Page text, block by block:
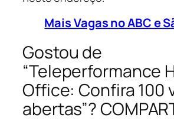
Mais Vagas no ABC e
Gostou de
“Teleperformance
Office: Confira 100
abertas”?